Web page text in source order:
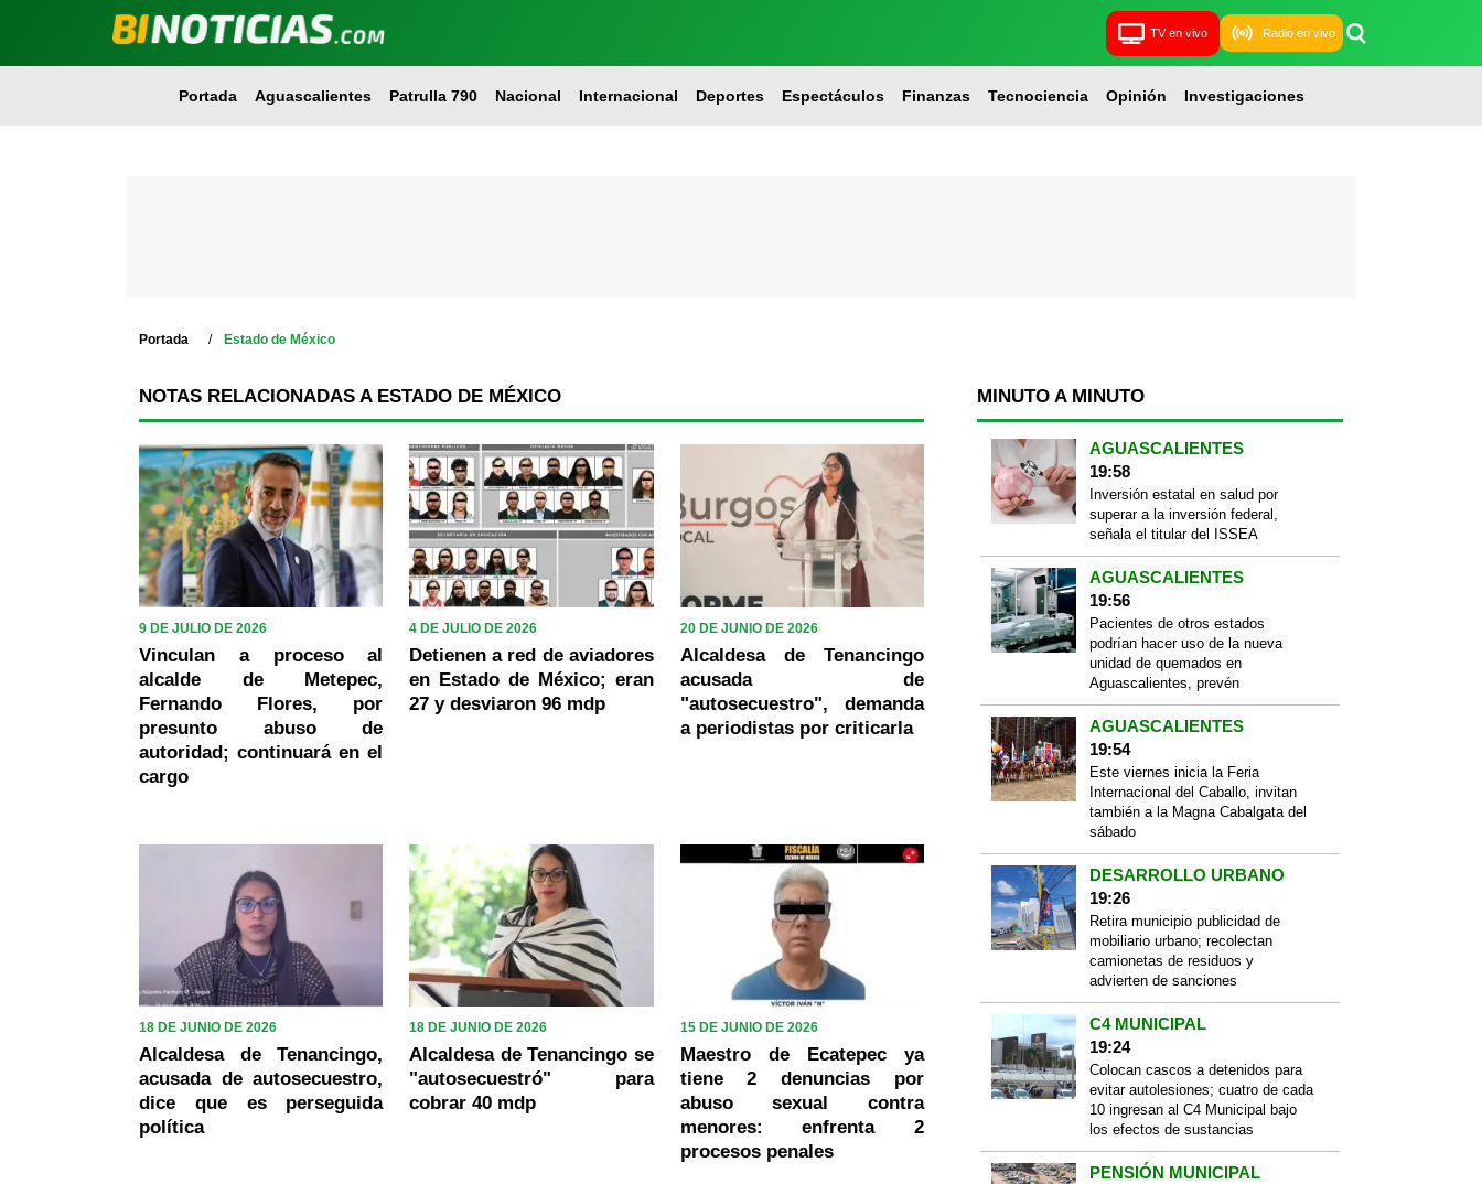
TV en vivo Radio en vivo
Portada Aguascalientes Patrulla 790 Nacional Internacional Deportes Espectáculos Finanzas Tecnociencia Opinión Investigaciones
Portada Estado de México
NOTAS RELACIONADAS A ESTADO DE MÉXICO
9 DE JULIO DE 2026
Vinculan a proceso al
alcalde de Metepec,
Fernando Flores, por
presunto abuso de
autoridad; continuará en el
cargo
4 DE JULIO DE 2026
Detienen a red de aviadores
en Estado de México; eran
27 y desviaron 96 mdp
20 DE JUNIO DE 2026
Alcaldesa de Tenancingo
acusada de
"autosecuestro", demanda
a periodistas por criticarla
18 DE JUNIO DE 2026
Alcaldesa de Tenancingo,
acusada de autosecuestro,
dice que es perseguida
política
18 DE JUNIO DE 2026
Alcaldesa de Tenancingo se
"autosecuestró" para
cobrar 40 mdp
15 DE JUNIO DE 2026
Maestro de Ecatepec ya
tiene 2 denuncias por
abuso sexual contra
menores: enfrenta 2
procesos penales
MINUTO A MINUTO
AGUASCALIENTES
19:58
Inversión estatal en salud por
superar a la inversión federal,
señala el titular del ISSEA
AGUASCALIENTES
19:56
Pacientes de otros estados
podrían hacer uso de la nueva
unidad de quemados en
Aguascalientes, prevén
AGUASCALIENTES
19:54
Este viernes inicia la Feria
Internacional del Caballo, invitan
también a la Magna Cabalgata del
sábado
DESARROLLO URBANO
19:26
Retira municipio publicidad de
mobiliario urbano; recolectan
camionetas de residuos y
advierten de sanciones
C4 MUNICIPAL
19:24
Colocan cascos a detenidos para
evitar autolesiones; cuatro de cada
10 ingresan al C4 Municipal bajo
los efectos de sustancias
PENSIÓN MUNICIPAL